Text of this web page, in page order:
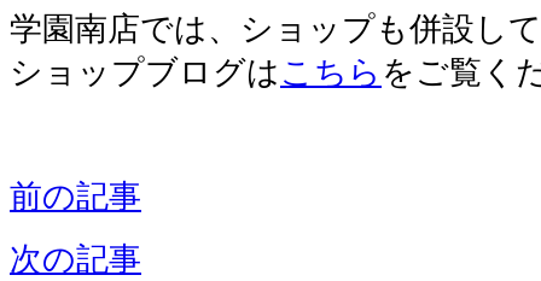
学園南店では、ショップも併設し
ショップブログは こちら をご覧く
前の記事
次の記事